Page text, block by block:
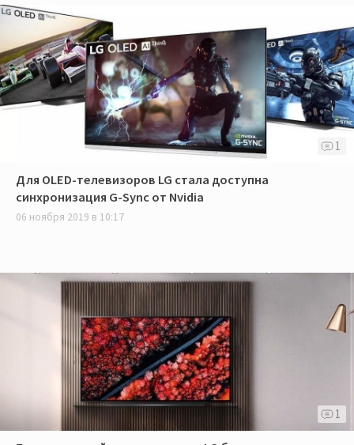
1
Для OLED-телевизоров LG стала доступна
синхронизация G-Sync от Nvidia
06 ноября 2019 в 10:17
1